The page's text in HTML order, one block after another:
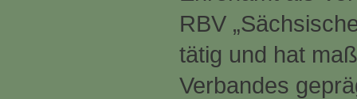
RBV
tätig und hat
Verbandes